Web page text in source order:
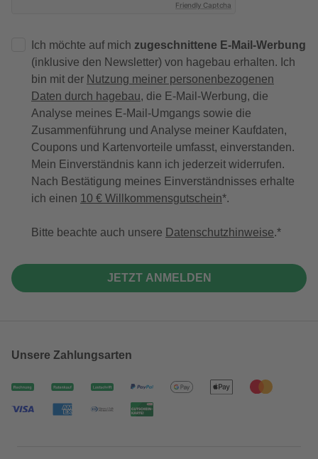
Friendly Captcha
Ich möchte auf mich zugeschnittene E-Mail-Werbung
(inklusive den Newsletter) von hagebau erhalten. Ich
bin mit der Nutzung meiner personenbezogenen
Daten durch hagebau, die E-Mail-Werbung, die
Analyse meines E-Mail-Umgangs sowie die
Zusammenführung und Analyse meiner Kaufdaten,
Coupons und Kartenvorteile umfasst, einverstanden.
Mein Einverständnis kann ich jederzeit widerrufen.
Nach Bestätigung meines Einverständnisses erhalte
ich einen 10 € Willkommensgutschein*.
Bitte beachte auch unsere Datenschutzhinweise.
JETZT ANMELDEN
Unsere Zahlungsarten